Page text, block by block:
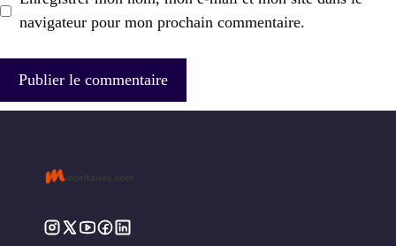
navigateur pour mon prochain commentaire.